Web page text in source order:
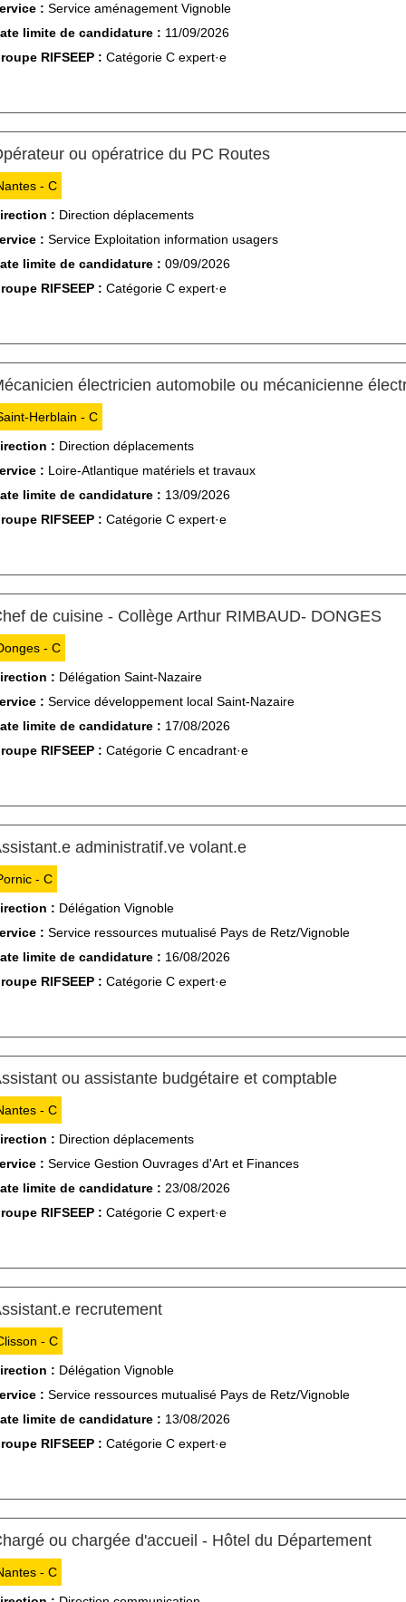
: Service aménagement Vignoble
limite de candidature : 11/09/2026
RIFSEEP : Catégorie C expert·e
ou opératrice du PC Routes(Nouvelle fenêtre)
- C
: Direction déplacements
: Service Exploitation information usagers
limite de candidature : 09/09/2026
RIFSEEP : Catégorie C expert·e
électricien automobile ou mécanicienne
Herblain - C
: Direction déplacements
: Loire-Atlantique matériels et travaux
limite de candidature : 13/09/2026
RIFSEEP : Catégorie C expert·e
de cuisine - Collège Arthur RIMBAUD- DONGES
- C
: Délégation Saint-Nazaire
: Service développement local Saint-Nazaire
limite de candidature : 17/08/2026
RIFSEEP : Catégorie C encadrant·e
administratif.ve volant.e(Nouvelle fenêtre)
- C
: Délégation Vignoble
: Service ressources mutualisé Pays de Retz/Vignoble
limite de candidature : 16/08/2026
RIFSEEP : Catégorie C expert·e
ou assistante budgétaire et comptable(Nouvelle
- C
: Direction déplacements
: Service Gestion Ouvrages d'Art et Finances
limite de candidature : 23/08/2026
RIFSEEP : Catégorie C expert·e
recrutement(Nouvelle fenêtre)
- C
: Délégation Vignoble
: Service ressources mutualisé Pays de Retz/Vignoble
limite de candidature : 13/08/2026
RIFSEEP : Catégorie C expert·e
ou chargée d'accueil - Hôtel du Département
- C